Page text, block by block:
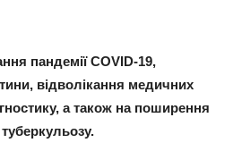
пандемії COVID-19,
відволікання медичних
а також на поширення